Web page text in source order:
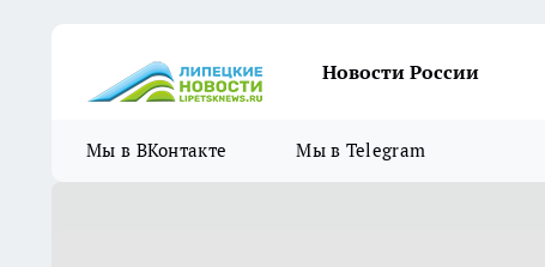
Новости России
Мы в ВКонтакте Мы в Telegram